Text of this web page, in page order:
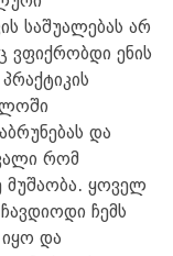
საშუალებას არ
ვფიქრობდი ენის
და
რომ
მუშაობა. ყოველ
ჩემს
და